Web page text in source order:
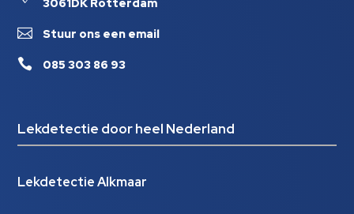
3061DK Rotterdam
 Stuur ons een email
 085 303 86 93
Lekdetectie door heel Nederland
Lekdetectie Alkmaar